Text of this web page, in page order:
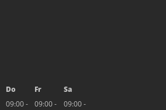
Do Fr
Sa
09:00 -
09:00 -
09:00 -